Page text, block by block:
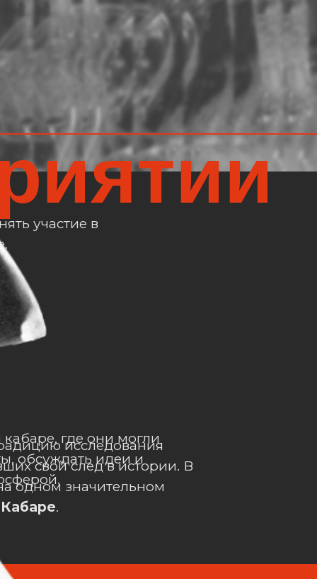
исследования
свой след в истории. В
одном значительном
.
где они могли
обсуждать идеи и
участие в